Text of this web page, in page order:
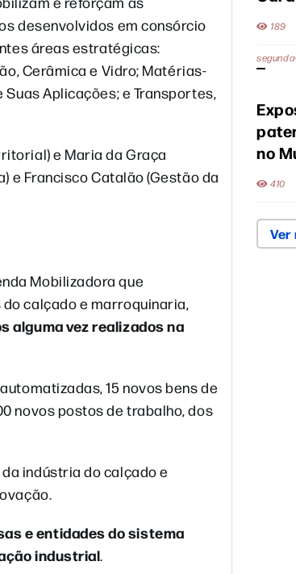
desenvolvidos em consórcio
áreas estratégicas:
Cerâmica e Vidro; Matérias-
Aplicações; e Transportes,
e Maria da Graça
e Francisco Catalão (Gestão da
Mobilizadora que
calçado e marroquinaria,
alguma vez realizados na
15 novos bens de
novos postos de trabalho, dos
indústria do calçado e
e entidades do sistema
industrial.
189
no
410
Ver